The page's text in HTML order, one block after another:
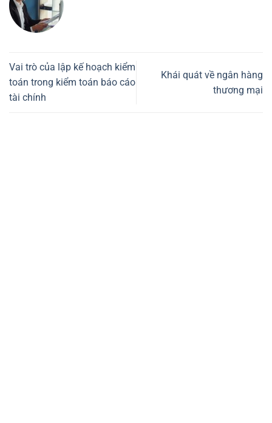
Vai trò của lập kế hoạch kiểm
toán trong kiểm toán báo cáo
tài chính
Khái quát về ngân hàng
thương mại